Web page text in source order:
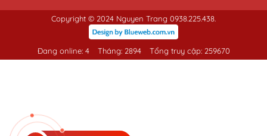
Copyright © 2024 Nguyen Trang 0938.225.438.
Đang online: 4 Tháng: 2894 Tổng truy cập: 259670